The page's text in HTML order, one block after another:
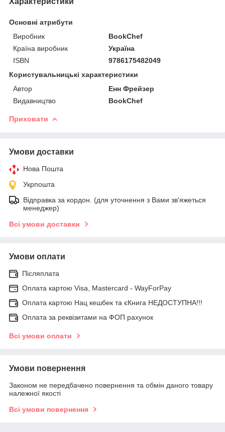
Основні атрибути
Виробник
BookChef
Країна виробник
Україна
ISBN
9786175482049
Користувальницькі характеристики
Автор
Енн Фрейзер
Видавництво
BookChef
Приховати
Умови доставки
Нова Пошта
Укрпошта
Відправка за кордон. (для уточнення з Вами зв'яжеться
менеджер)
Всі умови доставки
Умови оплати
Післяплата
Оплата картою Visa, Mastercard - WayForPay
Оплата картою Нац кешбек та єКнига НЕДОСТУПНА!!!
Оплата за реквізитами на ФОП рахунок
Всі умови оплати
Умови повернення
Законом не передбачено повернення та обмін даного товару
належної якості
Всі умови повернення